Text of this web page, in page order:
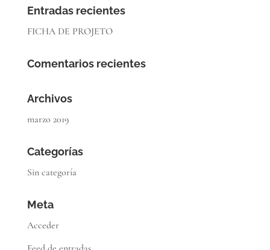
Entradas recientes
FICHA DE PROJETO
Comentarios recientes
Archivos
marzo 2019
Categorías
Sin categoría
Meta
Acceder